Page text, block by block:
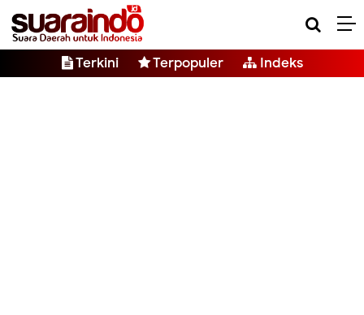
Terkini Terpopuler Indeks